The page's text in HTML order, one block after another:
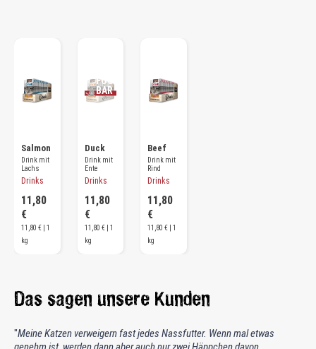
Salmon
Drink mit
Lachs
Drinks
11,80
€
11,80 € | 1
kg
FÜG
BAR
Duck
Drink mit
Ente
Drinks
11,80
€
11,80 € | 1
kg
Beef
Drink mit
Rind
Drinks
11,80
€
11,80 € | 1
kg
Das sagen unsere Kunden
"Meine Katzen verweigern fast jedes Nassfutter. Wenn mal etwas